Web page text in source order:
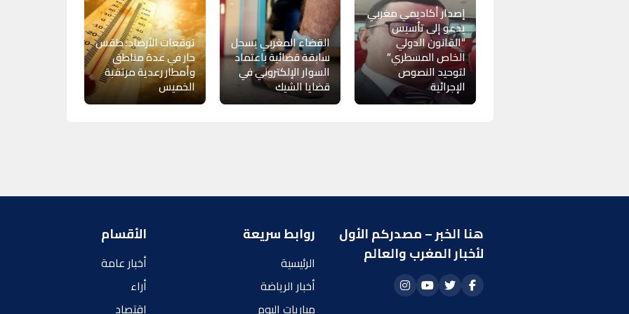
إصدار أكاديمي مغربي
يدعو إلى تأسيس
“القانون الدولي
الخاص المسطري”
لتوحيد النصوص
الإجرائية
القضاء المغربي يسجل
سابقة قضائية باعتماد
السوار الإلكتروني في
قضايا الشيك
توقعات الأرصاد: طقس
حار في عدة مناطق
وأمطار رعدية مرتقبة
الخميس
هنا الخبر – مصدركم الأول
لأخبار المغرب والعالم
روابط سريعة
الرئيسية
أخبار الرياضة
مباريات اليوم
الأقسام
أخبار عامة
أراء
إقتصاد